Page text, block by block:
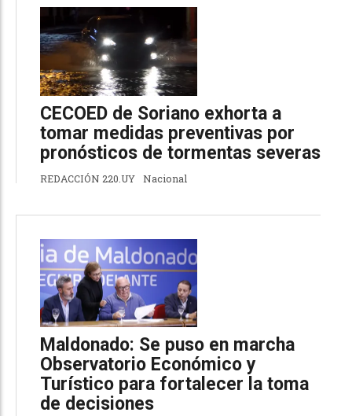
CECOED de Soriano exhorta a
tomar medidas preventivas por
pronósticos de tormentas severas
REDACCIÓN 220.UY Nacional
Maldonado: Se puso en marcha
Observatorio Económico y
Turístico para fortalecer la toma
de decisiones